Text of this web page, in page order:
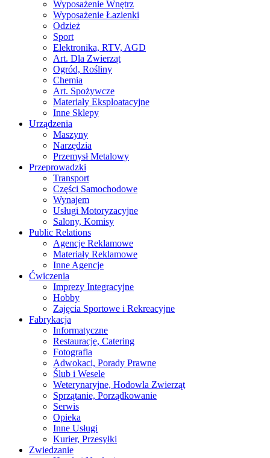
Wyposażenie Wnętrz
Wyposażenie Łazienki
Odzież
Sport
Elektronika, RTV, AGD
Art. Dla Zwierząt
Ogród, Rośliny
Chemia
Art. Spożywcze
Materiały Eksploatacyjne
Inne Sklepy
Urządzenia
Maszyny
Narzędzia
Przemysł Metalowy
Przeprowadzki
Transport
Części Samochodowe
Wynajem
Usługi Motoryzacyjne
Salony, Komisy
Public Relations
Agencje Reklamowe
Materiały Reklamowe
Inne Agencje
Ćwiczenia
Imprezy Integracyjne
Hobby
Zajęcia Sportowe i Rekreacyjne
Fabrykacja
Informatyczne
Restauracje, Catering
Fotografia
Adwokaci, Porady Prawne
Ślub i Wesele
Weterynaryjne, Hodowla Zwierząt
Sprzątanie, Porządkowanie
Serwis
Opieka
Inne Usługi
Kurier, Przesyłki
Zwiedzanie